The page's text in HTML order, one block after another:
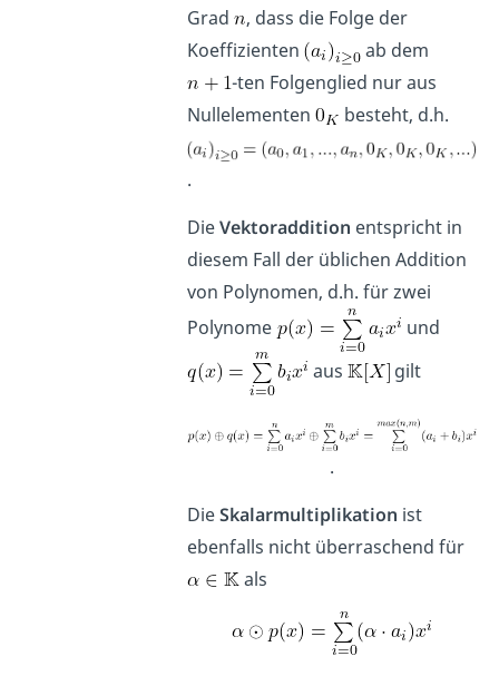
Grad
, dass die Folge der
Koeffizienten
ab dem
-ten Folgenglied nur aus
Nullelementen
besteht, d.h.
.
DieVektoraddition entspricht in
diesem Fall der üblichen Addition
von Polynomen, d.h. für zwei
Polynome
und
aus
gilt
.
DieSkalarmultiplikation ist
ebenfalls nicht überraschend für
als